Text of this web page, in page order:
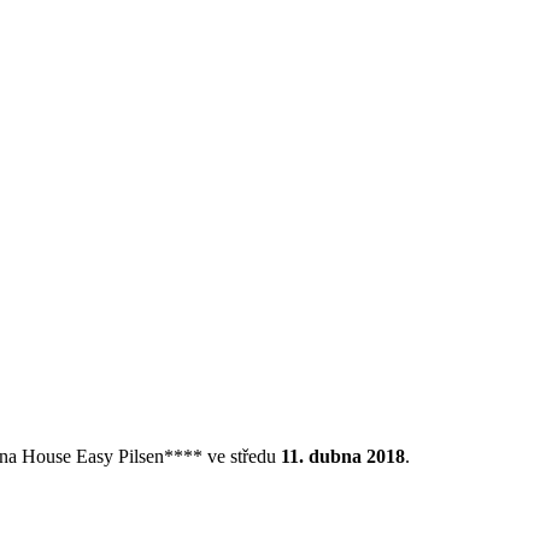
House Easy Pilsen**** ve středu 11. dubna 2018.